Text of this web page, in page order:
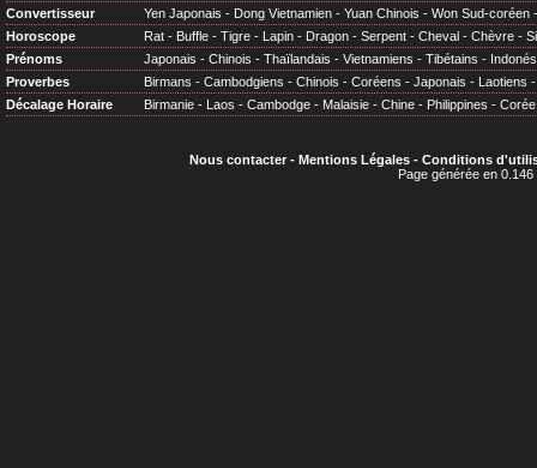
Convertisseur
Yen Japonais - Dong Vietnamien - Yuan Chinois - Won Sud-coréen
Horoscope
Rat - Buffle - Tigre - Lapin - Dragon - Serpent - Cheval - Chèvre -
Prénoms
Japonais - Chinois - Thaïlandais - Vietnamiens - Tibétains -
Proverbes
Birmans - Cambodgiens - Chinois - Coréens - Japonais - Laotiens
Décalage Horaire
Birmanie - Laos - Cambodge - Malaisie - Chine - Philippines - Corée
Nous contacter- Mentions Légales- Conditions
Page générée en